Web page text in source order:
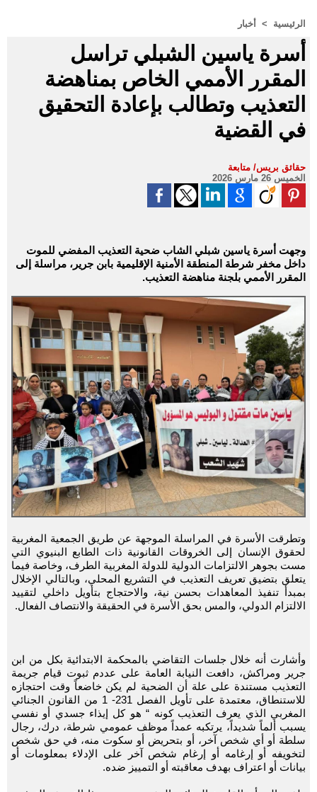
الرئيسية > أخبار
أسرة ياسين الشبلي تراسل
المقرر الأممي الخاص بمناهضة
التعذيب وتطالب بإعادة التحقيق
في القضية
حقائق بريس/ متابعة
الخميس 26 مارس 2026
وجهت أسرة ياسين شبلي الشاب ضحية التعذيب المفضي للموت
داخل مخفر شرطة المنطقة الأمنية الإقليمية بابن جرير، مراسلة إلى
المقرر الأممي بلجنة مناهضة التعذيب.
وتطرقت الأسرة في المراسلة الموجهة عن طريق الجمعية المغربية
لحقوق الإنسان إلى الخروقات القانونية ذات الطابع البنيوي التي
مست بجوهر الالتزامات الدولية للدولة المغربية الطرف، وخاصة فيما
يتعلق بتضيق تعريف التعذيب في التشريع المحلي، وبالتالي الإخلال
بمبدأ تنفيذ المعاهدات بحسن نية، والاحتجاج بتأويل داخلي لتقييد
الالتزام الدولي، والمس بحق الأسرة في الحقيقة والانتصاف الفعال.
وأشارت أنه خلال جلسات التقاضي بالمحكمة الابتدائية بكل من ابن
جرير ومراكش، دافعت النيابة العامة على عددم ثبوت قيام جريمة
التعذيب مستندة على علة أن الضحية لم يكن خاضعاً وقت احتجازه
للاستنطاق، معتمدة على تأويل الفصل 231- 1 من القانون الجنائي
المغربي الذي يعرف التعذيب كونه “ هو كل إيذاء جسدي أو نفسي
يسبب ألماً شديداً، يرتكبه عمداً موظف عمومي شرطة، درك، رجال
سلطة أو أي شخص آخر، أو بتحريض أو سكوت منه، في حق شخص
لتخويفه أو إرغامه أو إرغام شخص آخر على الإدلاء بمعلومات أو
بيانات أو اعتراف بهدف معاقبته أو التمييز ضده.